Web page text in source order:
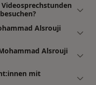
Alsrouji
Alsrouji
mit